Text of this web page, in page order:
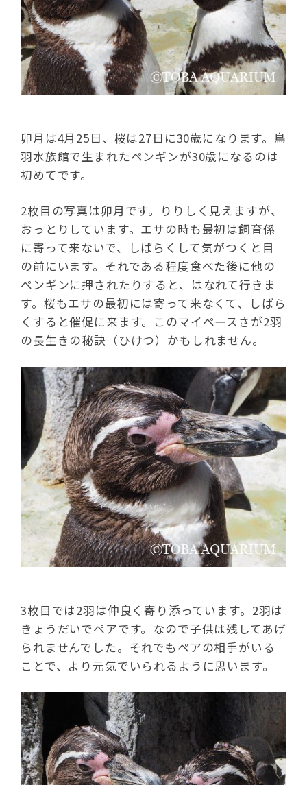
卯月は4月25日、桜は27日に30歳になります。鳥
羽水族館で生まれたペンギンが30歳になるのは
初めてです。
2枚目の写真は卯月です。りりしく見えますが、
おっとりしています。エサの時も最初は飼育係
に寄って来ないで、しばらくして気がつくと目
の前にいます。それである程度食べた後に他の
ペンギンに押されたりすると、はなれて行きま
す。桜もエサの最初には寄って来なくて、しばら
くすると催促に来ます。このマイペースさが2羽
の長生きの秘訣（ひけつ）かもしれません。
3枚目では2羽は仲良く寄り添っています。2羽は
きょうだいでペアです。なので子供は残してあげ
られませんでした。それでもペアの相手がいる
ことで、より元気でいられるように思います。